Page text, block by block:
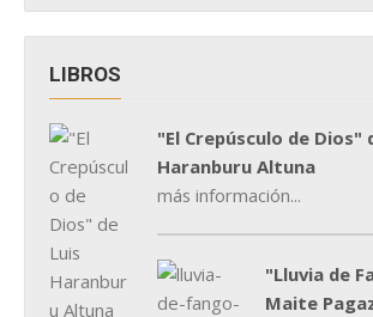
LIBROS
"El Crepúsculo de Dios"
Haranburu Altuna
más información...
"Lluvia de
Maite